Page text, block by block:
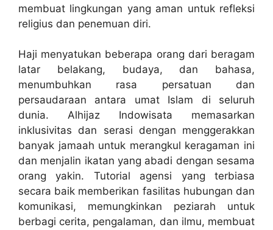
membuat lingkungan yang aman untuk refleksi
religius dan penemuan diri.
Haji menyatukan beberapa orang dari beragam
latar belakang, budaya, dan bahasa,
menumbuhkan rasa persatuan dan
persaudaraan antara umat Islam di seluruh
dunia. Alhijaz Indowisata memasarkan
inklusivitas dan serasi dengan menggerakkan
banyak jamaah untuk merangkul keragaman ini
dan menjalin ikatan yang abadi dengan sesama
orang yakin. Tutorial agensi yang terbiasa
secara baik memberikan fasilitas hubungan dan
komunikasi, memungkinkan peziarah untuk
berbagi cerita, pengalaman, dan ilmu, membuat